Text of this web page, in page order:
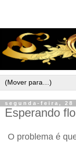
segunda-feira, 28
Esperando
O problema é